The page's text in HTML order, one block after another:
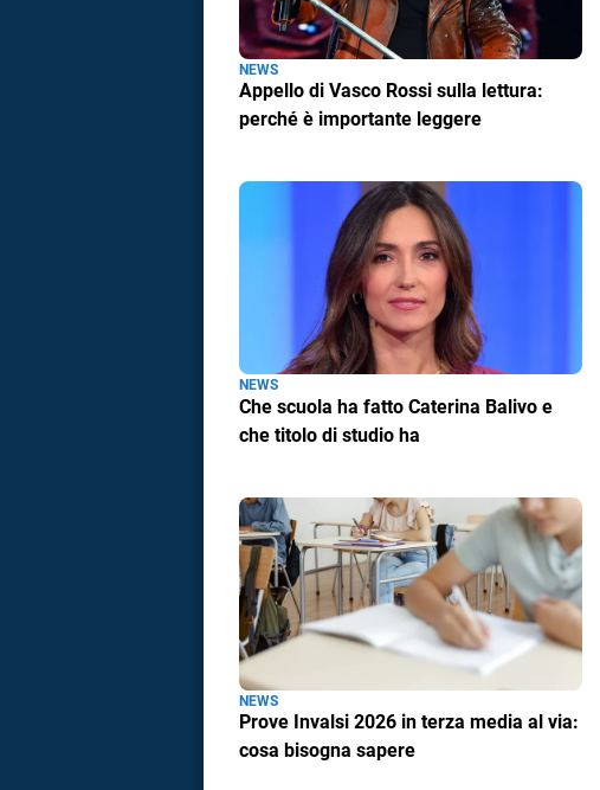
NEWS
Appello di Vasco Rossi sulla lettura:
perché è importante leggere
NEWS
Che scuola ha fatto Caterina Balivo e
che titolo di studio ha
NEWS
Prove Invalsi 2026 in terza media al via:
cosa bisogna sapere